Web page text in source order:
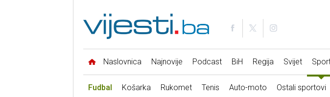
Naslovnica Najnovije Podcast BiH Regija Svijet
Fudbal Košarka Rukomet Tenis Auto-moto Ostali sportovi